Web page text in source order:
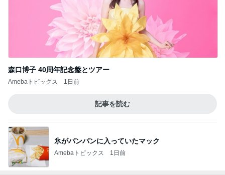
森口博子 40周年記念盤とツアー
Amebaトピックス 1日前
記事を読む
氷がパンパンに入っていたマック
Amebaトピックス 1日前